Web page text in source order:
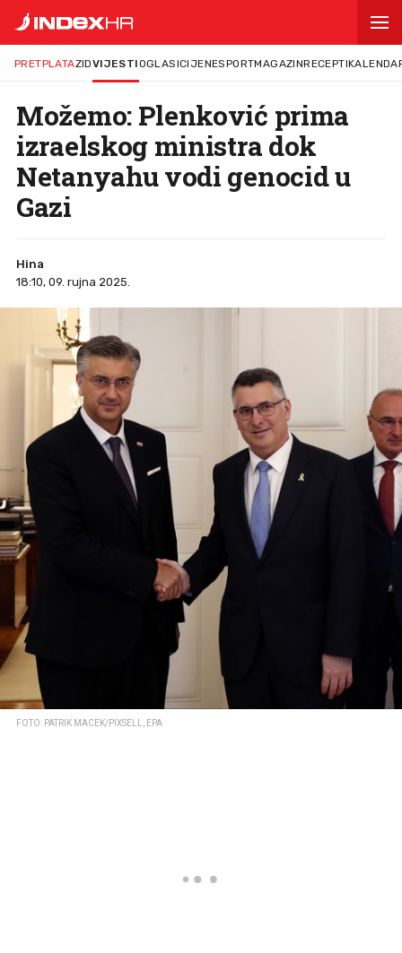
PRETPLATAZIDVIJESTIOGLASICIJENESPORTMAGAZINRECEPTI
Možemo: Plenković prima
izraelskog ministra dok
Netanyahu vodi genocid u
Gazi
Hina
18:10, 09. rujna 2025.
FOTO: PATRIK MACEK/PIXSELL, EPA